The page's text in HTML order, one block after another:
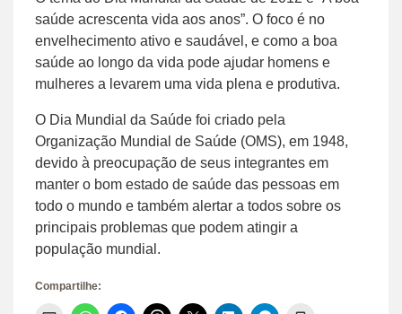
saúde acrescenta vida aos anos”. O foco é no
envelhecimento ativo e saudável, e como a boa
saúde ao longo da vida pode ajudar homens e
mulheres a levarem uma vida plena e produtiva.
O Dia Mundial da Saúde foi criado pela
Organização Mundial de Saúde (OMS), em 1948,
devido à preocupação de seus integrantes em
manter o bom estado de saúde das pessoas em
todo o mundo e também alertar a todos sobre os
principais problemas que podem atingir a
população mundial.
Compartilhe: